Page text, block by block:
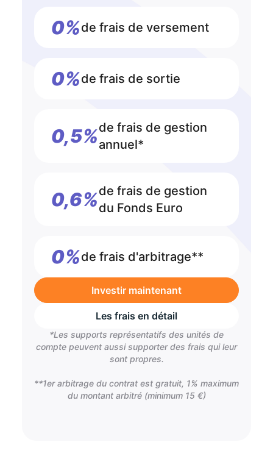
0%de frais de versement
0%de frais de sortie
0,5%de frais de gestion
annuel*
0,6%de frais de gestion
du Fonds Euro
0%de frais d'arbitrage**
Investir maintenant
Les frais en détail
*Les supports représentatifs des unités de
compte peuvent aussi supporter des frais qui leur
sont propres.
**1er arbitrage du contrat est gratuit, 1% maximum
du montant arbitré (minimum 15 €)